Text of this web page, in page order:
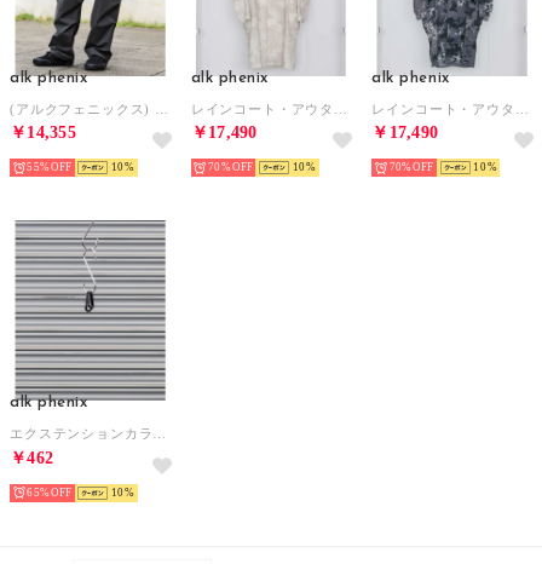
alk phenix
￥14,355
55% 10
alk phenix
￥17,490
70% 10
alk phenix
￥17,490
70% 10
alk phenix
エクステンションカラビナセット Extension carabiner set / Aluminum / （BLACK）
￥462
65% 10